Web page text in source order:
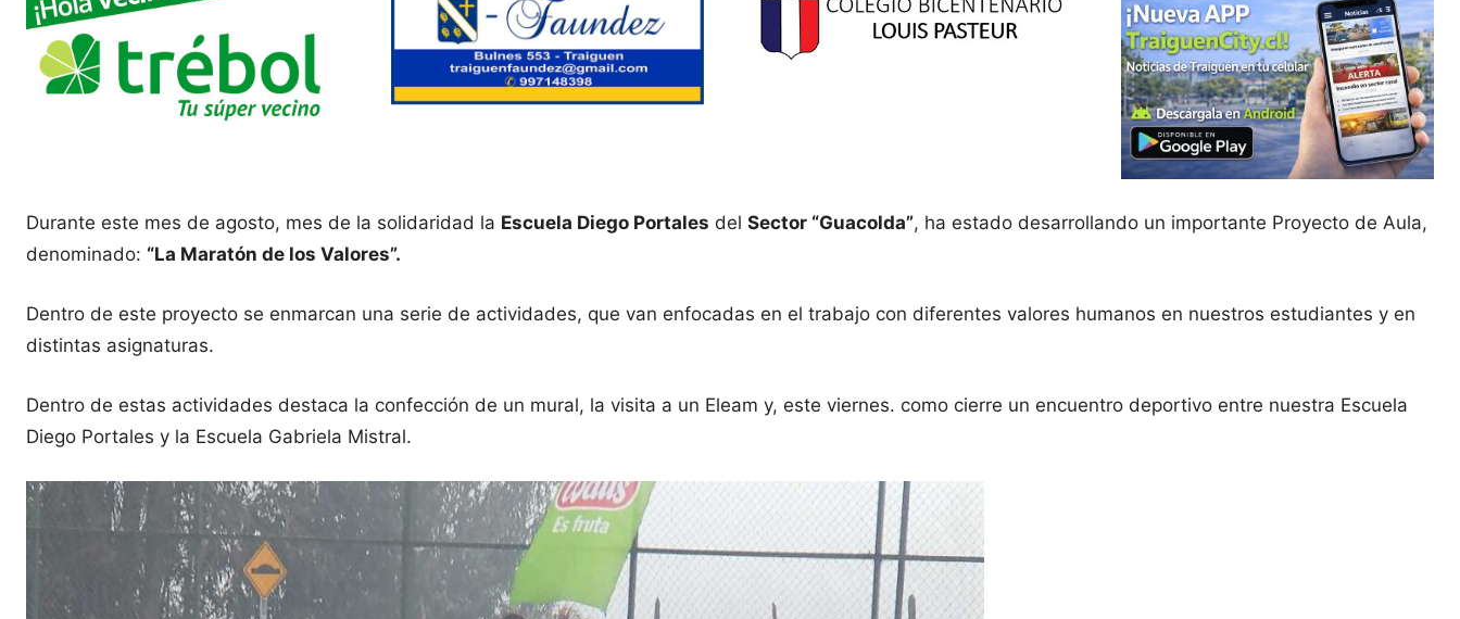
Durante este mes de agosto, mes de la solidaridad la Escuela Diego Portales del Sector “Guacolda”, ha estado desarrollando un importante Proyecto de Aula,
denominado: “La Maratón de los Valores”.
Dentro de este proyecto se enmarcan una serie de actividades, que van enfocadas en el trabajo con diferentes valores humanos en nuestros estudiantes y en
distintas asignaturas.
Dentro de estas actividades destaca la confección de un mural, la visita a un Eleam y, este viernes. como cierre un encuentro deportivo entre nuestra Escuela
Diego Portales y la Escuela Gabriela Mistral.